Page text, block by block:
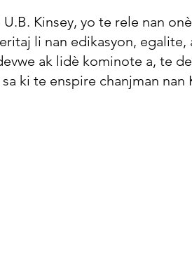
Kinsey, yo te rele nan
eritaj li nan edikasyon,
ak lidè kominote a, te
ki te enspire chanjman nan